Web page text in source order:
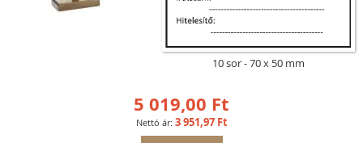
10 sor 70 x 50 mm
5 019,00 Ft
3 951,97 Ft